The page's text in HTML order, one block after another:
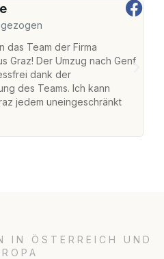
das Team der Firma
Graz! Der Umzug nach Genf
dank der
des Teams. Ich kann
jedem uneingeschränkt
IN ÖSTERREICH UND